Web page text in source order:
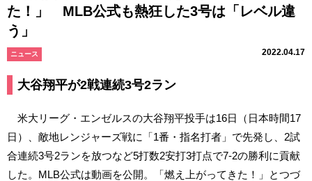
た！」 MLB公式も熱狂した3号は「レベル違
う」
ニュース 2022.04.17
大谷翔平が2戦連続3号2ラン
米大リーグ・エンゼルスの大谷翔平投手は16日（日本時間17
日）、敵地レンジャーズ戦に「1番・指名打者」で先発し、2試
合連続3号2ランを放つなど5打数2安打3打点で7-2の勝利に貢献
した。MLB公式は動画を公開。「燃え上がってきた！」とつづ